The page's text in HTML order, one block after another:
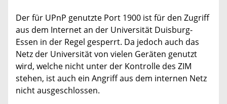
Der für UPnP genutzte Port 1900 ist für den Zugriff
aus dem Internet an der Universität Duisburg-
Essen in der Regel gesperrt. Da jedoch auch das
Netz der Universität von vielen Geräten genutzt
wird, welche nicht unter der Kontrolle des ZIM
stehen, ist auch ein Angriff aus dem internen Netz
nicht ausgeschlossen.